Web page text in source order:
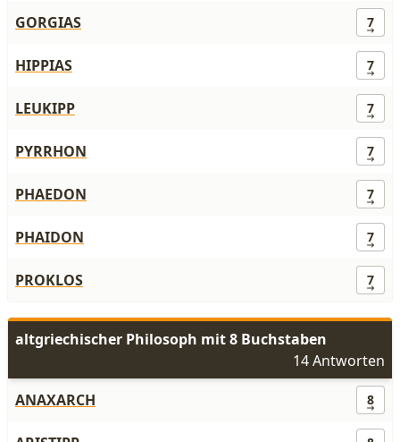
GORGIAS 7
HIPPIAS 7
LEUKIPP 7
PYRRHON 7
PHAEDON 7
PHAIDON 7
PROKLOS 7
altgriechischer Philosoph mit 8 Buchstaben
14 Antworten
ANAXARCH
8